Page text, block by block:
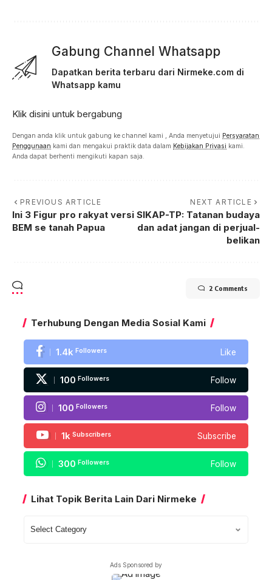
Gabung Channel Whatsapp
Dapatkan berita terbaru dari Nirmeke.com di
Whatsapp kamu
Klik disini untuk bergabung
Dengan anda klik untuk gabung ke channel kami , Anda menyetujui Persyaratan
Penggunaan kami dan mengakui praktik data dalam Kebijakan Privasi kami.
Anda dapat berhenti mengikuti kapan saja.
PREVIOUS ARTICLE
Ini 3 Figur pro rakyat versi
BEM se tanah Papua
NEXT ARTICLE
SIKAP-TP: Tatanan budaya
dan adat jangan di perjual-
belikan
2 Comments
Terhubung Dengan Media Sosial Kami
1.4k Followers Like
100 Followers Follow
100 Followers Follow
1k Subscribers Subscribe
300 Followers Follow
Lihat Topik Berita Lain Dari Nirmeke
Ads Sponsored by